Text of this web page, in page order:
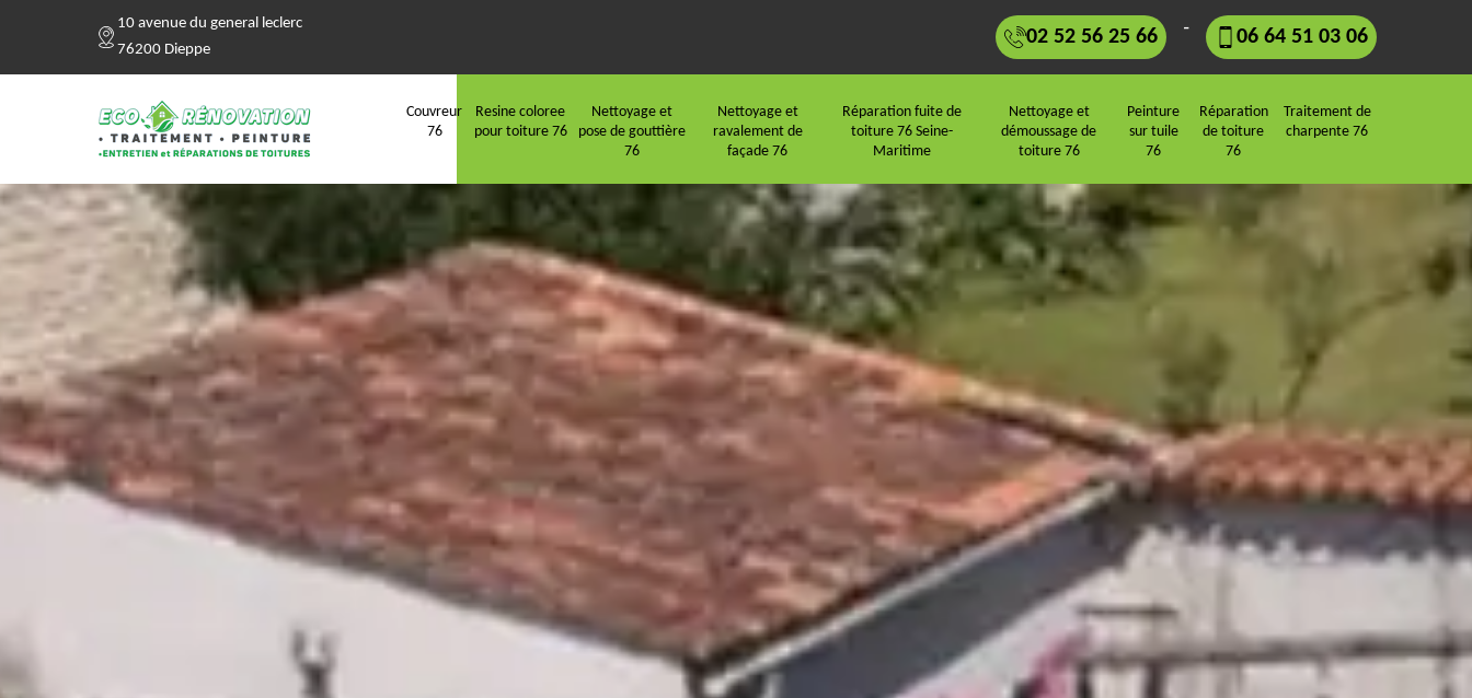
10 avenue du general leclerc
76200 Dieppe
02 52 56 25 66 - 06 64 51 03 06
Couvreur
76
Resine coloree
pour toiture 76
Nettoyage et
pose de gouttière
76
Nettoyage et
ravalement de
façade 76
Réparation fuite de
toiture 76 Seine-
Maritime
Nettoyage et
démoussage de
toiture 76
Peinture
sur tuile
76
Réparation
de toiture
76
Traitement de
charpente 76